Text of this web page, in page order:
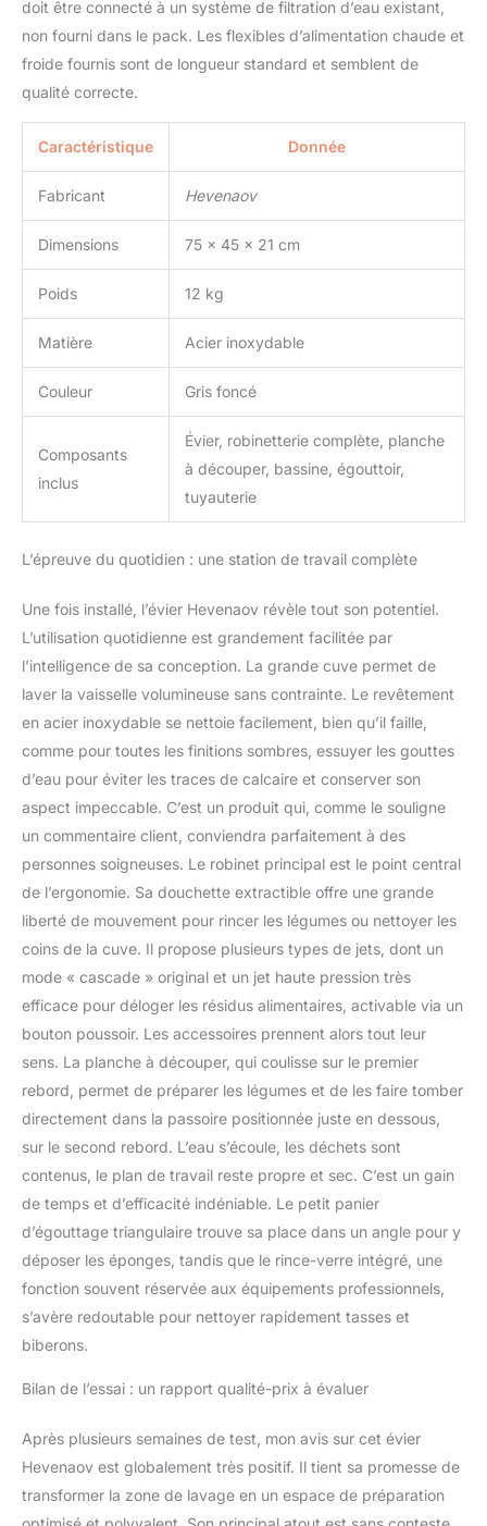
pièces de rechange
gratuites pour le
veuillez nous contacter à
choisir en toute
confiance.
doit être connecté à un système de filtration d’eau existant,
non fourni dans le pack. Les flexibles d’alimentation chaude et
froide fournis sont de longueur standard et semblent de
qualité correcte.
Caractéristique Donnée
Fabricant Hevenaov
Dimensions 75 x 45 x 21 cm
Poids 12 kg
Matière Acier inoxydable
Couleur Gris foncé
Composants
inclus
Évier, robinetterie complète, planche
à découper, bassine, égouttoir,
tuyauterie
L’épreuve du quotidien : une station de travail complète
Une fois installé, l’évier Hevenaov révèle tout son potentiel.
L’utilisation quotidienne est grandement facilitée par
l’intelligence de sa conception. La grande cuve permet de
laver la vaisselle volumineuse sans contrainte. Le revêtement
en acier inoxydable se nettoie facilement, bien qu’il faille,
comme pour toutes les finitions sombres, essuyer les gouttes
d’eau pour éviter les traces de calcaire et conserver son
aspect impeccable. C’est un produit qui, comme le souligne
un commentaire client, conviendra parfaitement à des
personnes soigneuses. Le robinet principal est le point central
de l’ergonomie. Sa douchette extractible offre une grande
liberté de mouvement pour rincer les légumes ou nettoyer les
coins de la cuve. Il propose plusieurs types de jets, dont un
mode « cascade » original et un jet haute pression très
efficace pour déloger les résidus alimentaires, activable via un
bouton poussoir. Les accessoires prennent alors tout leur
sens. La planche à découper, qui coulisse sur le premier
rebord, permet de préparer les légumes et de les faire tomber
directement dans la passoire positionnée juste en dessous,
sur le second rebord. L’eau s’écoule, les déchets sont
contenus, le plan de travail reste propre et sec. C’est un gain
de temps et d’efficacité indéniable. Le petit panier
d’égouttage triangulaire trouve sa place dans un angle pour y
déposer les éponges, tandis que le rince-verre intégré, une
fonction souvent réservée aux équipements professionnels,
s’avère redoutable pour nettoyer rapidement tasses et
biberons.
Bilan de l’essai : un rapport qualité-prix à évaluer
Après plusieurs semaines de test, mon avis sur cet évier
Hevenaov est globalement très positif. Il tient sa promesse de
transformer la zone de lavage en un espace de préparation